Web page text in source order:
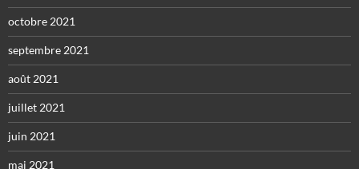
octobre 2021
septembre 2021
août 2021
juillet 2021
juin 2021
mai 2021